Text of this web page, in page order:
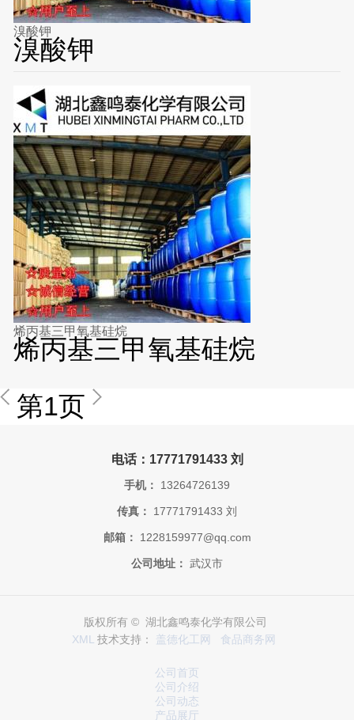
溴酸钾
溴酸钾
烯丙基三甲氧基硅烷
烯丙基三甲氧基硅烷
第1页
电话：17771791433 刘
手机： 13264726139
传真： 17771791433 刘
邮箱： 1228159977@qq.com
公司地址： 武汉市
版权所有 © 湖北鑫鸣泰化学有限公司
XML 技术支持： 盖德化工网 食品商务网
公司首页
公司介绍
公司动态
产品展厅